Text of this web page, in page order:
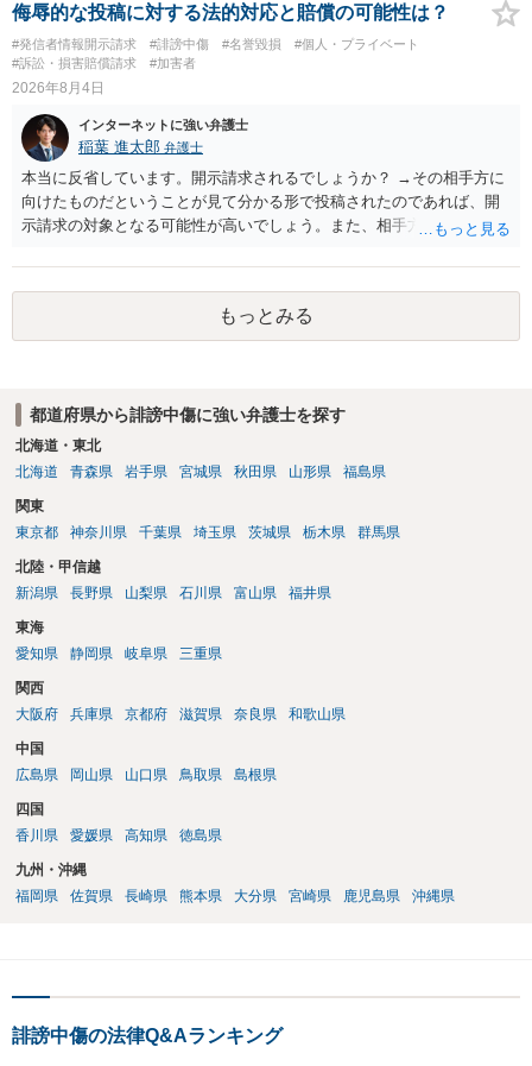
侮辱的な投稿に対する法的対応と賠償の可能性は？
#発信者情報開示請求 #誹謗中傷 #名誉毀損
#個人・プライベート
#訴訟・損害賠償請求
#加害者
2026年8月4日
インターネットに強い弁護士
稲葉 進太郎 弁護士
本当に反省しています。開示請求されるでしょうか？ →その相手方に
向けたものだということが見て分かる形で投稿されたのであれば、開
示請求の対象となる可能性が高いでしょう。また、相手方の投稿した
と存じます。発信者情報開示請求が進むと、投稿に使った回線の契約
者のところに、意見照会がなされます。アカウント情報開示の場合
は、アカウントの登録メールに意見照会がなされます。 また、された
場合賠償金はいくらでしょうか。 →ケースバイケースであり、数万円
もっとみる
都道府県から誹謗中傷に強い弁護士を探す
北海道・東北
北海道
青森県 岩手県 宮城県 秋田県 山形県 福島県
関東
東京都
神奈川県 千葉県 埼玉県 茨城県 栃木県 群馬県
北陸・甲信越
新潟県
長野県 山梨県 石川県 富山県 福井県
東海
愛知県
静岡県 岐阜県 三重県
関西
大阪府
兵庫県 京都府 滋賀県 奈良県 和歌山県
中国
広島県
岡山県 山口県 鳥取県 島根県
四国
香川県
愛媛県 高知県 徳島県
九州・沖縄
福岡県
佐賀県 長崎県 熊本県 大分県 宮崎県 鹿児島県 沖縄県
誹謗中傷の法律Q&Aランキング